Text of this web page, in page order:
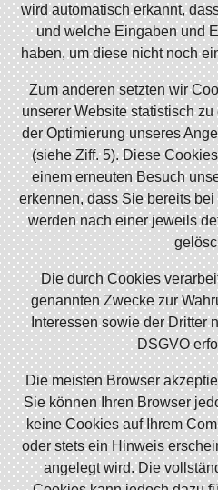
wird automatisch erkannt,
und welche Eingaben und
haben, um diese nicht noch
Zum anderen setzten wir
unserer Website statistisch
der Optimierung unseres
(siehe Ziff. 5). Diese
einem erneuten Besuch
erkennen, dass Sie bereits
werden nach einer jeweils
Die durch Cookies
genannten Zwecke zur
Interessen sowie der Dritter
DSGVO
Die meisten Browser
Sie können Ihren Browser
keine Cookies auf Ihrem
oder stets ein Hinweis
angelegt wird. Die